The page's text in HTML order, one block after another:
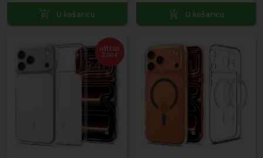
U košaricu U košaricu
UŠTEDA
2,00 €